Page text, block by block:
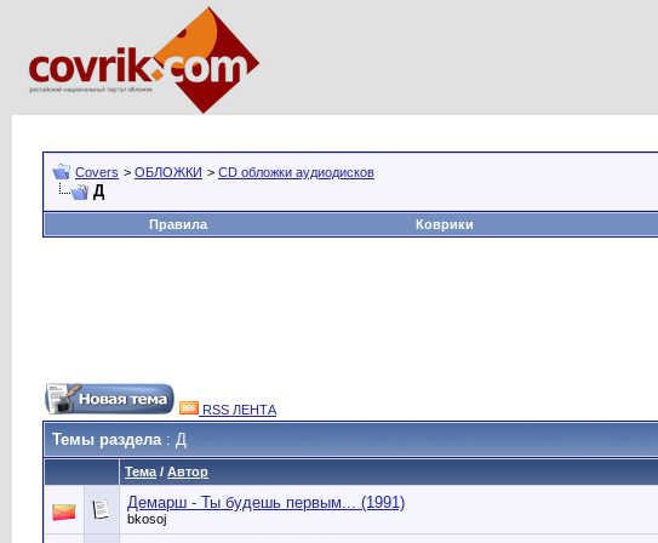
Covers > ОБЛОЖКИ > CD обложки аудиодисков
Д
Правила
Коврики
RSS ЛЕНТА
Темы раздела: Д
Тема / Автор
Демарш - Ты будешь первым... (1991)
bkosoj